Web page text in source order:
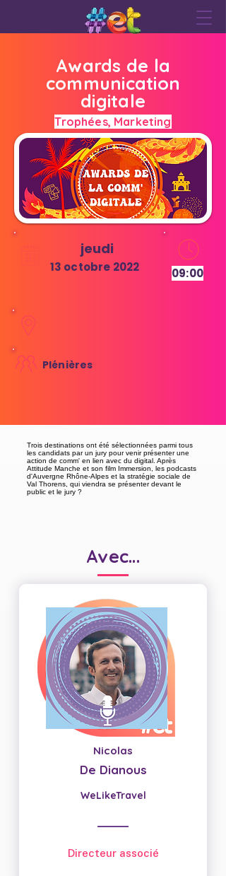
Awards de la
communication
digitale
Trophées, Marketing
jeudi
13 octobre 2022 09:00
Plénières
Trois destinations ont été sélectionnées parmi tous
les candidats par un jury pour venir présenter une
action de comm' en lien avec du digital. Après
Attitude Manche et son film Immersion, les podcasts
d'Auvergne Rhône-Alpes et la stratégie sociale de
Val Thorens, qui viendra se présenter devant le
public et le jury ?
Avec...
Nicolas
De Dianous
WeLikeTravel
Directeur associé